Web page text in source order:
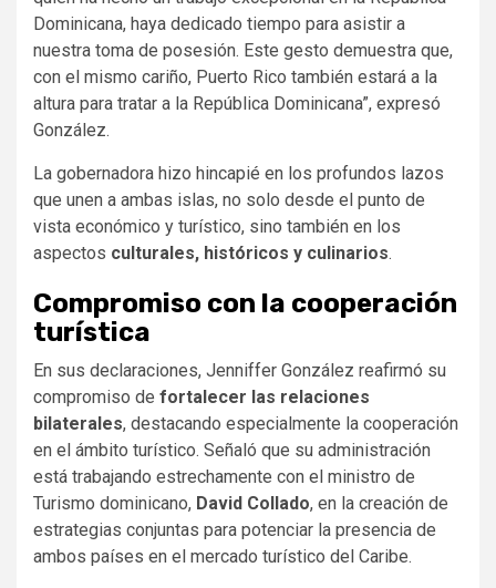
Dominicana, haya dedicado tiempo para asistir a
nuestra toma de posesión. Este gesto demuestra que,
con el mismo cariño, Puerto Rico también estará a la
altura para tratar a la República Dominicana”, expresó
González.
La gobernadora hizo hincapié en los profundos lazos
que unen a ambas islas, no solo desde el punto de
vista económico y turístico, sino también en los
aspectos culturales, históricos y culinarios.
Compromiso con la cooperación
turística
En sus declaraciones, Jenniffer González reafirmó su
compromiso de fortalecer las relaciones
bilaterales, destacando especialmente la cooperación
en el ámbito turístico. Señaló que su administración
está trabajando estrechamente con el ministro de
Turismo dominicano, David Collado, en la creación de
estrategias conjuntas para potenciar la presencia de
ambos países en el mercado turístico del Caribe.